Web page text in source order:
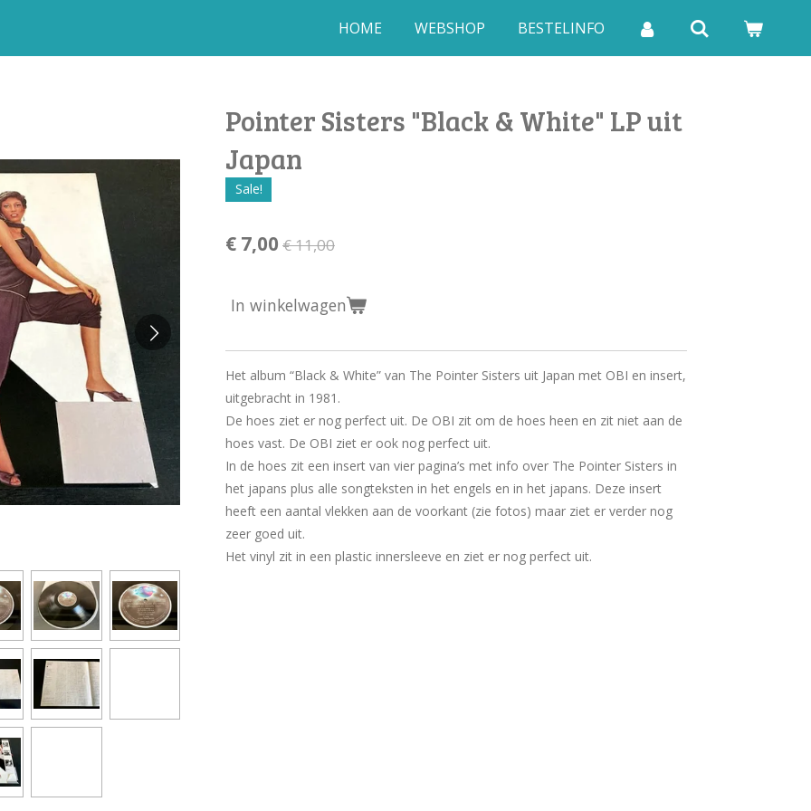
HOME WEBSHOP BESTELINFO
Pointer Sisters "Black & White" LP uit
Japan
Sale!
€ 7,00 € 11,00
In winkelwagen
Het album “Black & White” van The Pointer Sisters uit Japan met OBI en insert,
uitgebracht in 1981.
De hoes ziet er nog perfect uit. De OBI zit om de hoes heen en zit niet aan de
hoes vast. De OBI ziet er ook nog perfect uit.
In de hoes zit een insert van vier pagina’s met info over The Pointer Sisters in
het japans plus alle songteksten in het engels en in het japans. Deze insert
heeft een aantal vlekken aan de voorkant (zie fotos) maar ziet er verder nog
zeer goed uit.
Het vinyl zit in een plastic innersleeve en ziet er nog perfect uit.